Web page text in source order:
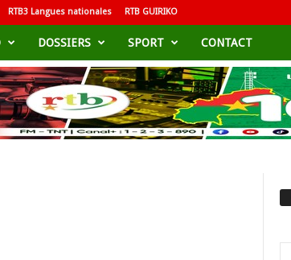
RTB3 Langues nationales RTB GUIRIKO
DOSSIERS SPORT CONTACT